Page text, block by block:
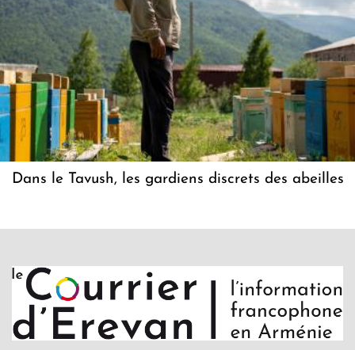
Dans le Tavush, les gardiens discrets des abeilles